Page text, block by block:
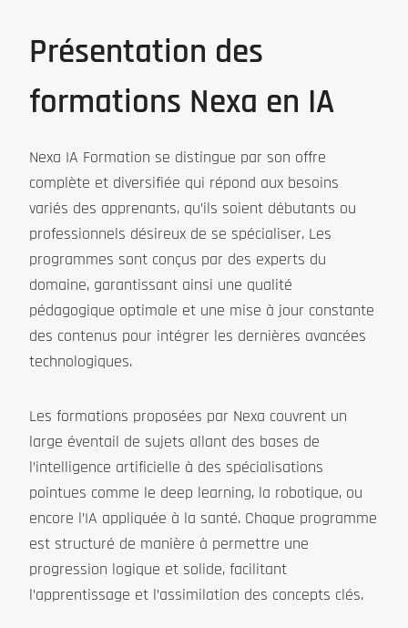
Présentation des
formations Nexa en IA
Nexa IA Formation se distingue par son offre
complète et diversifiée qui répond aux besoins
variés des apprenants, qu’ils soient débutants ou
professionnels désireux de se spécialiser. Les
programmes sont conçus par des experts du
domaine, garantissant ainsi une qualité
pédagogique optimale et une mise à jour constante
des contenus pour intégrer les dernières avancées
technologiques.
Les formations proposées par Nexa couvrent un
large éventail de sujets allant des bases de
l’intelligence artificielle à des spécialisations
pointues comme le deep learning, la robotique, ou
encore l’IA appliquée à la santé. Chaque programme
est structuré de manière à permettre une
progression logique et solide, facilitant
l’apprentissage et l’assimilation des concepts clés.